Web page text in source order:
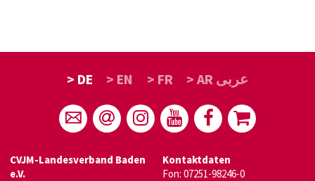
> DE > EN > FR > AR عربى
CVJM-Landesverband Baden
e.V.
Kontaktdaten
Fon: 07251-98246-0